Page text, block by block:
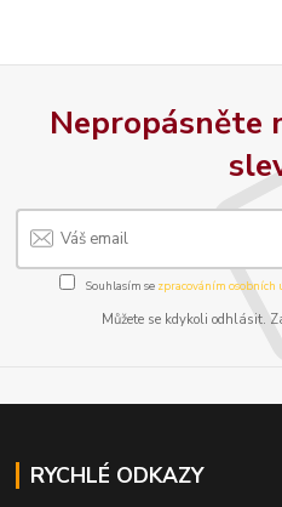
Nepropásněte
Souhlasím se zpracováním osobních
Můžete se kdykoli odhlásit.
RYCHLÉ ODKAZY